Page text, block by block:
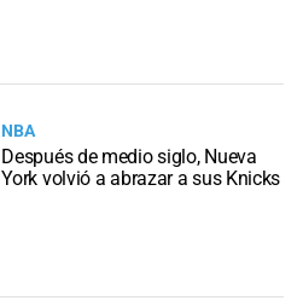
NBA
Después de medio siglo, Nueva
York volvió a abrazar a sus Knicks